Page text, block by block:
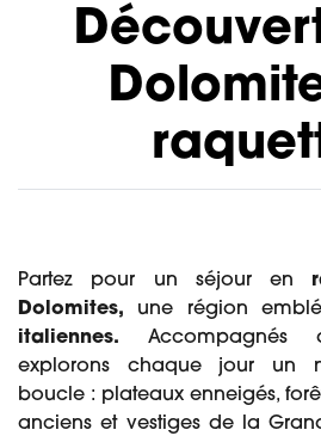
Partez pour un séjour en
Dolomites, une région
italiennes. Accompagnés
explorons chaque jour un
boucle : plateaux enneigés,
anciens et vestiges de la